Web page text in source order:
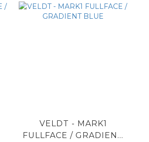
VELDT - MARK1
FULLFACE / GRADIENT